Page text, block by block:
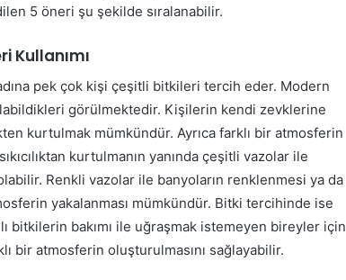
5 öneri şu şekilde sıralanabilir.
Kullanımı
pek çok kişi çeşitli bitkileri tercih eder. Modern
olabildikleri görülmektedir. Kişilerin kendi zevklerine
kurtulmak mümkündür. Ayrıca farklı bir atmosferin
kurtulmanın yanında çeşitli vazolar ile
Renkli vazolar ile banyoların renklenmesi ya da
yakalanması mümkündür. Bitki tercihinde ise
bitkilerin bakımı ile uğraşmak istemeyen bireyler için
bir atmosferin oluşturulmasını sağlayabilir.